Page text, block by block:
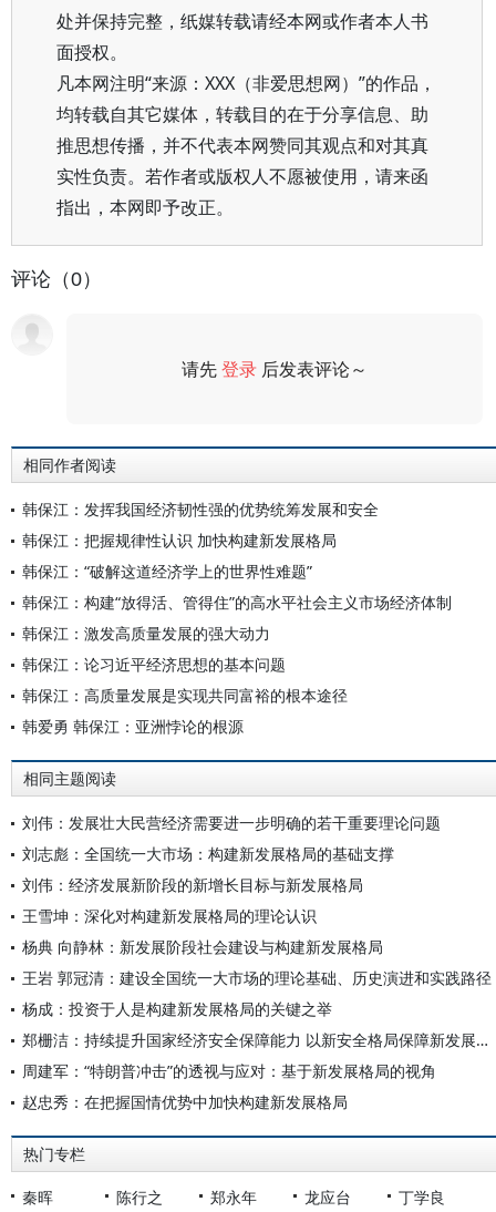
处并保持完整，纸媒转载请经本网或作者本人书
面授权。
凡本网注明“来源：XXX（非爱思想网）”的作品，
均转载自其它媒体，转载目的在于分享信息、助
推思想传播，并不代表本网赞同其观点和对其真
实性负责。若作者或版权人不愿被使用，请来函
指出，本网即予改正。
评论（0）
请先登录 后发表评论～
相同作者阅读
韩保江：发挥我国经济韧性强的优势统筹发展和安全
韩保江：把握规律性认识 加快构建新发展格局
韩保江：“破解这道经济学上的世界性难题”
韩保江：构建“放得活、管得住”的高水平社会主义市场经济体制
韩保江：激发高质量发展的强大动力
韩保江：论习近平经济思想的基本问题
韩保江：高质量发展是实现共同富裕的根本途径
韩爱勇 韩保江：亚洲悖论的根源
相同主题阅读
刘伟：发展壮大民营经济需要进一步明确的若干重要理论问题
刘志彪：全国统一大市场：构建新发展格局的基础支撑
刘伟：经济发展新阶段的新增长目标与新发展格局
王雪坤：深化对构建新发展格局的理论认识
杨典 向静林：新发展阶段社会建设与构建新发展格局
王岩 郭冠清：建设全国统一大市场的理论基础、历史演进和实践路径
杨成：投资于人是构建新发展格局的关键之举
郑栅洁：持续提升国家经济安全保障能力 以新安全格局保障新发展格局
周建军：“特朗普冲击”的透视与应对：基于新发展格局的视角
赵忠秀：在把握国情优势中加快构建新发展格局
热门专栏
秦晖 陈行之 郑永年 龙应台 丁学良